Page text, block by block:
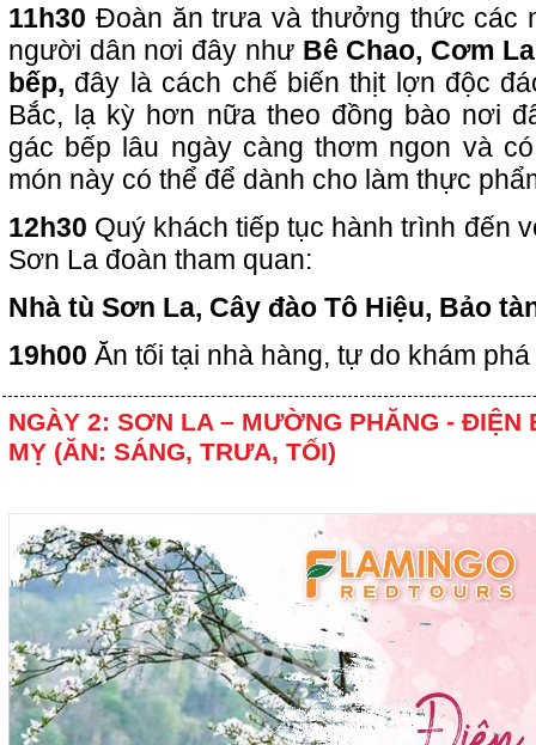
11h30 Đoàn ăn trưa và thưởng thức các
người dân nơi đây nhưBê Chao, Cơm
bếp, đây là cách chế biến thịt lợn độc
Bắc, lạ kỳ hơn nữa theo đồng bào nơi
gác bếp lâu ngày càng thơm ngon và
món này có thể để dành cho làm thực
12h30 Quý khách tiếp tục hành trình đến
Sơn La đoàn tham quan:
Nhà tù Sơn La, Cây đào Tô Hiệu, Bảo
19h00 Ăn tối tại nhà hàng, tự do khám
NGÀY 2: SƠN LA – MƯỜNG PHĂNG - ĐIỆN
MỴ (ĂN: SÁNG, TRƯA, TỐI)